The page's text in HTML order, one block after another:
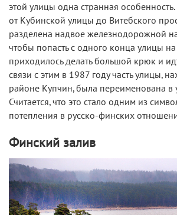
этой улицы одна странная
от Кубинской улицы до Витебского
разделена надвое железнодорожной
чтобы попасть с одного конца улицы на
приходилось делать большой крюк и
связи с этим в 1987 году часть улицы,
районе Купчин, была переименована в
Считается, что это стало одним из
потепления в русско-финских
Финский залив